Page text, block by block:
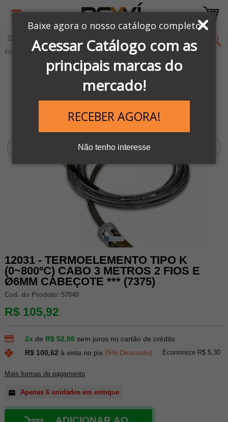
Baixe agora o nosso catálogo completo
Acessar Catálogo com as
principais marcas do
mercado!
RECEBER AGORA!
Não tenho interesse
Página Inicial LINHA ELÉTRICA SIBRATEC Ferramentas
12031 - TERMOELEMENTO TIPO K
(0~800ºC) CABO 3 METROS 2 FIOS E
Ø6MM CABEÇOTE *** (7375)
Cod. do Produto: 57040
R$ 105,92
2x de R$ 52,96 sem juros no cartão de crédito
R$ 100,62 à vista no pix (5% Desconto) Economize R$ 5,30
Mais formas de pagamento
Apenas 6 unidades em estoque